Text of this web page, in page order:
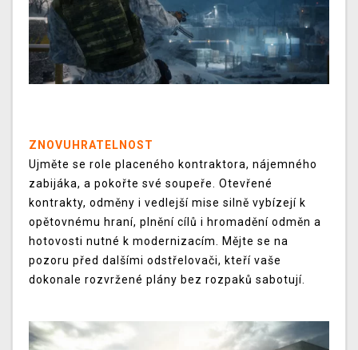
ZNOVUHRATELNOST
Ujměte se role placeného kontraktora, nájemného
zabijáka, a pokořte své soupeře. Otevřené
kontrakty, odměny i vedlejší mise silně vybízejí k
opětovnému hraní, plnění cílů i hromadění odměn a
hotovosti nutné k modernizacím. Mějte se na
pozoru před dalšími odstřelovači, kteří vaše
dokonale rozvržené plány bez rozpaků sabotují.